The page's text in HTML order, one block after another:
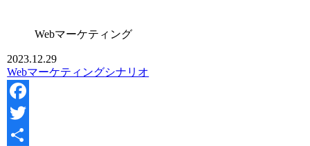
Webマーケティング
2023.12.29
Webマーケティングシナリオ
Facebook
Twitter